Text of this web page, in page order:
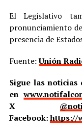
El Legislativo
pronunciamiento
presencia de
Fuente:Unión
Sigue las noticias
en
X
Facebook:https://